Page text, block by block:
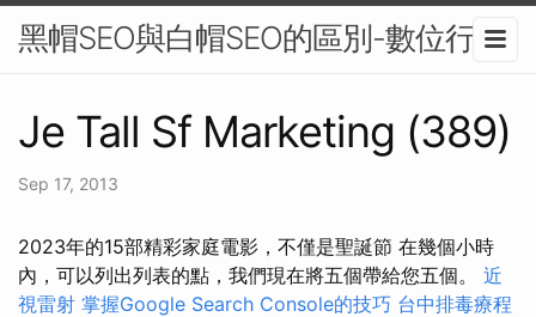
黑帽SEO與白帽SEO的區別-數位行銷
Je Tall Sf Marketing (389)
Sep 17, 2013
2023年的15部精彩家庭電影，不僅是聖誕節 在幾個小時
內，可以列出列表的點，我們現在將五個帶給您五個。 近
視雷射 掌握Google Search Console的技巧 台中排毒療程